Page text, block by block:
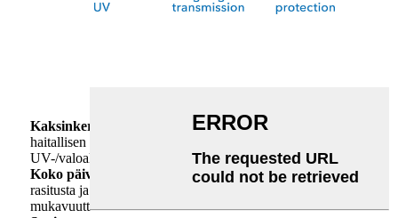
Kaksinkertainen suojaus
– Estää näytöiltä tulevan
haitallisen sinisen valon ja mukautuu samalla
UV-/valoaltistukseen (tummentuu ulkona, kirkastuu sisällä).
Koko päivän mukavuutta
– Vähentää digitaalista silmien
rasitusta ja heijastuksia, mikä parantaa visuaalista
mukavuutta vaihtelevissa valaistusolosuhteissa.